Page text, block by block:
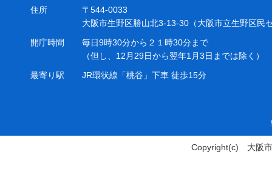
住所
〒544-0033
大阪市生野区勝山北3-13-30（大阪市立生野区民
開庁時間
毎日9時30分から２１時30分まで
（但し、12月29日から翌年1月3日までは除く）
最寄り駅
JR環状線「桃谷」下車 徒歩15分
Copyright(c) 大阪市